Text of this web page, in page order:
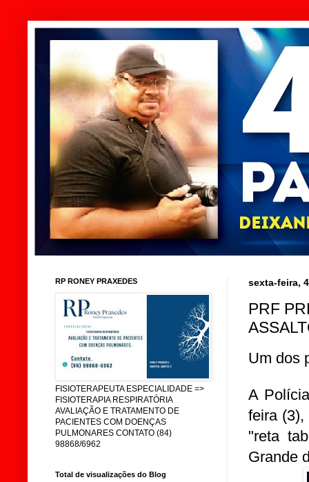
sexta-feira,
PRF
Um dos
A
feira (3),
"reta
Grande
RP RONEY PRAXEDES
FISIOTERAPEUTA ESPECIALIDADE =>
FISIOTERAPIA RESPIRATÓRIA
AVALIAÇÃO E TRATAMENTO DE
PACIENTES COM DOENÇAS
PULMONARES CONTATO (84)
98868/6962
Total de visualizações do Blog